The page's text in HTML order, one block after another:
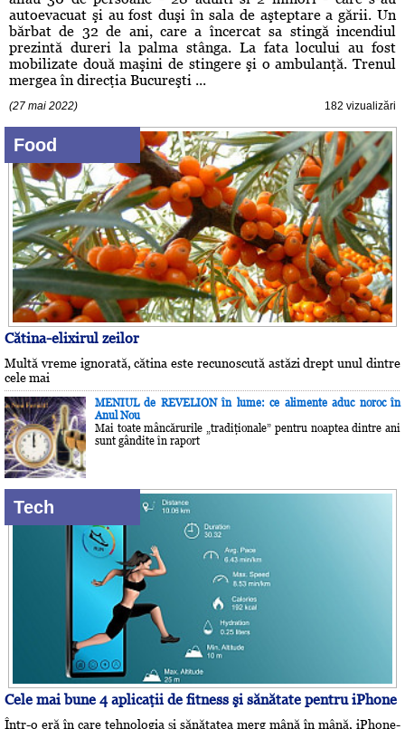
autoevacuat şi au fost duşi în sala de aşteptare a gării. Un
bărbat de 32 de ani, care a încercat sa stingă incendiul
prezintă dureri la palma stânga. La fata locului au fost
mobilizate două maşini de stingere şi o ambulanţă. Trenul
mergea în direcţia Bucureşti ...
(27 mai 2022) 182 vizualizări
Food
Cătina-elixirul zeilor
Multă vreme ignorată, cătina este recunoscută astăzi drept unul dintre
cele mai
MENIUL de REVELION în lume: ce alimente aduc noroc în
Anul Nou
Mai toate mâncărurile „tradiţionale” pentru noaptea dintre ani
sunt gândite în raport
Tech
Cele mai bune 4 aplicaţii de fitness şi sănătate pentru iPhone
Într-o eră în care tehnologia și sănătatea merg mână în mână, iPhone-